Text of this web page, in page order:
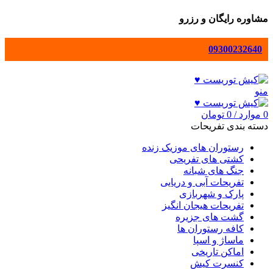
مشاوره رایگان و رزرو
09300232640
منو
0 موارد /
0 تومان
دسته بندی تفریحات
رستوران های موزیک زنده
کشتی های تفریحی
جنگ های شبانه
تفریحات آبی و دریایی
پارک و شهربازی
تفریحات هیجان انگیز
گشت های جزیره
کافه رستوران ها
ماساژ و اسپا
اماکن تاریخی
کنسرت کیش